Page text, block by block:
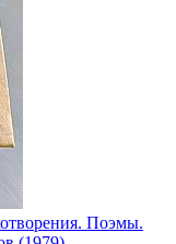
Поэмы.